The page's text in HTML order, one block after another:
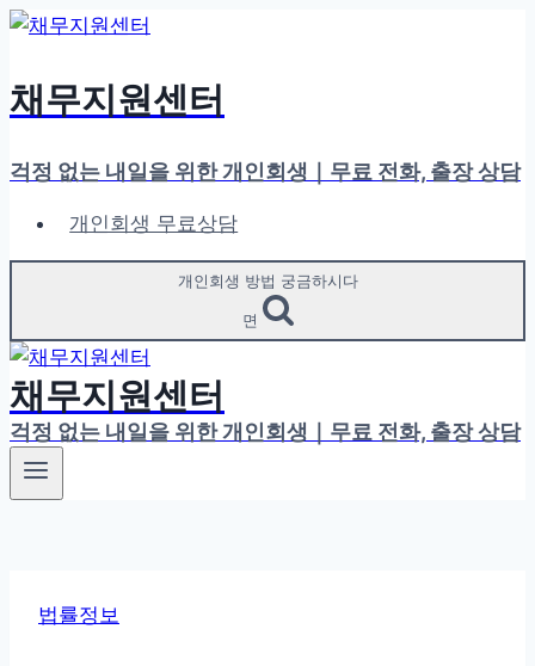
Skip
content
채무지원센터
걱정 없는 내일을 위한 개인회생｜무료 전화, 출장 상담
개인회생 무료상담
개인회생 방법 궁금하시다
면
채무지원센터
걱정 없는 내일을 위한 개인회생｜무료 전화, 출장 상담
법률정보